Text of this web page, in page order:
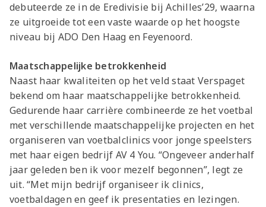
debuteerde ze in de Eredivisie bij Achilles’29, waarna
ze uitgroeide tot een vaste waarde op het hoogste
niveau bij ADO Den Haag en Feyenoord.
Maatschappelijke betrokkenheid
Naast haar kwaliteiten op het veld staat Verspaget
bekend om haar maatschappelijke betrokkenheid.
Gedurende haar carrière combineerde ze het voetbal
met verschillende maatschappelijke projecten en het
organiseren van voetbalclinics voor jonge speelsters
met haar eigen bedrijf AV 4 You. “Ongeveer anderhalf
jaar geleden ben ik voor mezelf begonnen”, legt ze
uit. “Met mijn bedrijf organiseer ik clinics,
voetbaldagen en geef ik presentaties en lezingen.